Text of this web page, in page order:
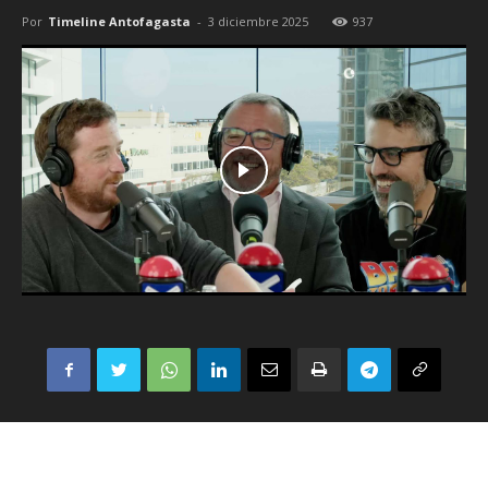
Por Timeline Antofagasta - 3 diciembre 2025 937